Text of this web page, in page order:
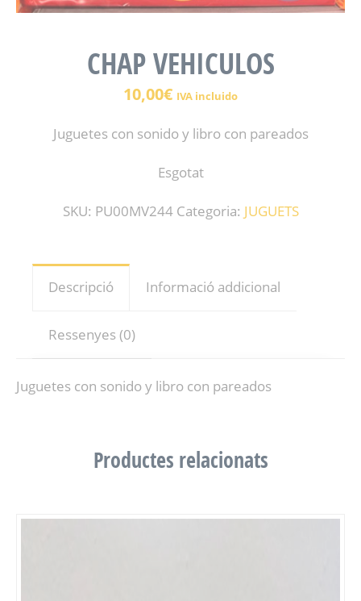
CHAP VEHICULOS
10,00€ IVA incluido
Juguetes con sonido y libro con pareados
Esgotat
SKU: PU00MV244 Categoria: JUGUETS
Descripció Informació addicional
Ressenyes (0)
Juguetes con sonido y libro con pareados
Productes relacionats